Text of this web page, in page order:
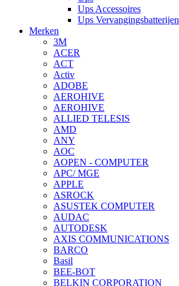
Ups Accessoires
Ups Vervangingsbatterijen
Merken
3M
ACER
ACT
Activ
ADOBE
AEROHIVE
AEROHIVE
ALLIED TELESIS
AMD
ANY
AOC
AOPEN - COMPUTER
APC/ MGE
APPLE
ASROCK
ASUSTEK COMPUTER
AUDAC
AUTODESK
AXIS COMMUNICATIONS
BARCO
Basil
BEE-BOT
BELKIN CORPORATION